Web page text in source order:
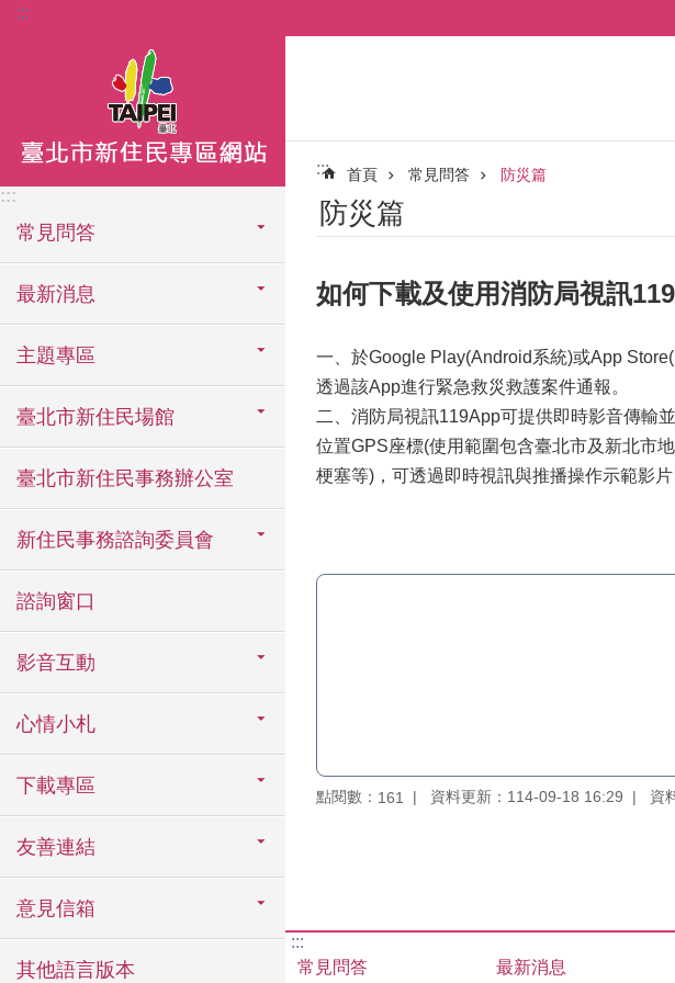
跳到主要內容區塊
:::
:::
常見問答
最新消息
主題專區
臺北市新住民場館
臺北市新住民事務辦公室
新住民事務諮詢委員會
諮詢窗口
影音互動
心情小札
下載專區
友善連結
意見信箱
其他語言版本
::: 首頁 常見問答 防災篇
防災篇
如何下載及使用消防局視訊
一、於Google Play(Android系統)或App
透過該App進行緊急救災救護案件通報。
二、消防局視訊119App可提供即時影音傳輸
位置GPS座標(使用範圍包含臺北市及新北市
梗塞等)，可透過即時視訊與推播操作示範影
點閱數： 161 資料更新：114-09-18 16:29 資
:::
常見問答
最新消息